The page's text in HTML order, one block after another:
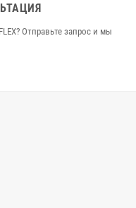
Отправьте запрос и мы